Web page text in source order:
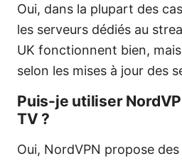
Oui, dans la plupart des
les serveurs dédiés au
UK fonctionnent bien,
selon les mises à jour des
Puis-je utiliser
TV ?
Oui, NordVPN propose